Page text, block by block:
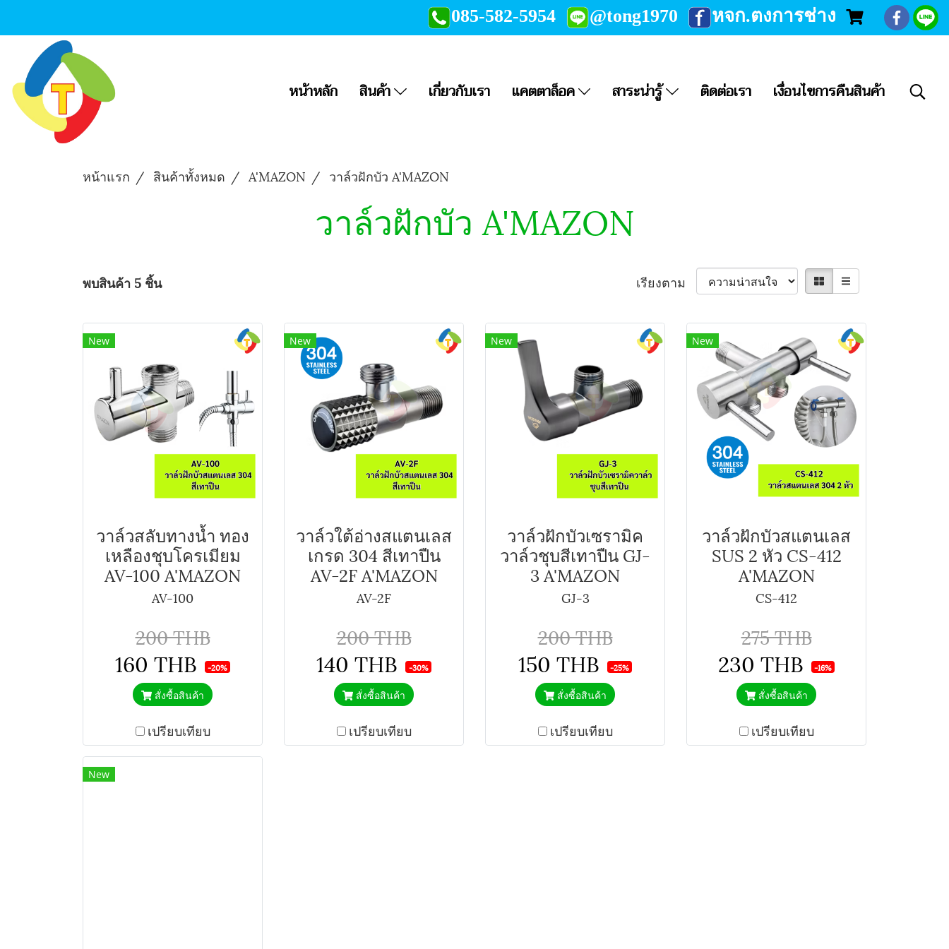
085-582-5954 @tong1970 หจก.ตงการช่าง
หน้าหลัก สินค้า เกี่ยวกับเรา แคตตาล็อค สาระน่ารู้ ติดต่อเรา เงื่อนไขการคืนสินค้า
หน้าแรก สินค้าทั้งหมด A'MAZON วาล์วฝักบัว A'MAZON
วาล์วฝักบัว A'MAZON
พบสินค้า 5 ชิ้น เรียงตาม
New
วาล์วสลับทางน้ำ ทอง
เหลืองชุบโครเมียม
AV-100 A'MAZON
AV-100
200 THB
160 THB -20%
สั่งซื้อสินค้า
เปรียบเทียบ
New
วาล์วใต้อ่างสแตนเลส
เกรด 304 สีเทาปืน
AV-2F A'MAZON
AV-2F
200 THB
140 THB -30%
สั่งซื้อสินค้า
เปรียบเทียบ
New
วาล์วฝักบัวเซรามิค
วาล์วชุบสีเทาปืน GJ-
3 A'MAZON
GJ-3
200 THB
150 THB -25%
สั่งซื้อสินค้า
เปรียบเทียบ
New
วาล์วฝักบัวสแตนเลส
SUS 2 หัว CS-412
A'MAZON
CS-412
275 THB
230 THB -16%
สั่งซื้อสินค้า
เปรียบเทียบ
New